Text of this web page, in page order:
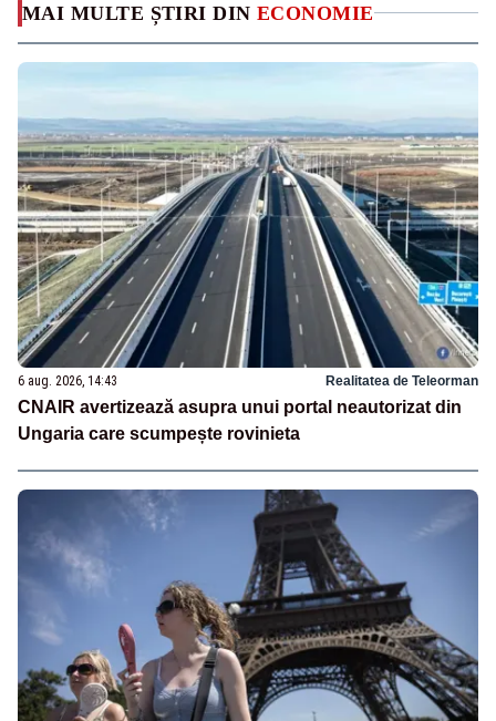
MAI MULTE ȘTIRI DIN ECONOMIE
6 aug. 2026, 14:43 Realitatea de Teleorman
CNAIR avertizează asupra unui portal neautorizat din
Ungaria care scumpește rovinieta